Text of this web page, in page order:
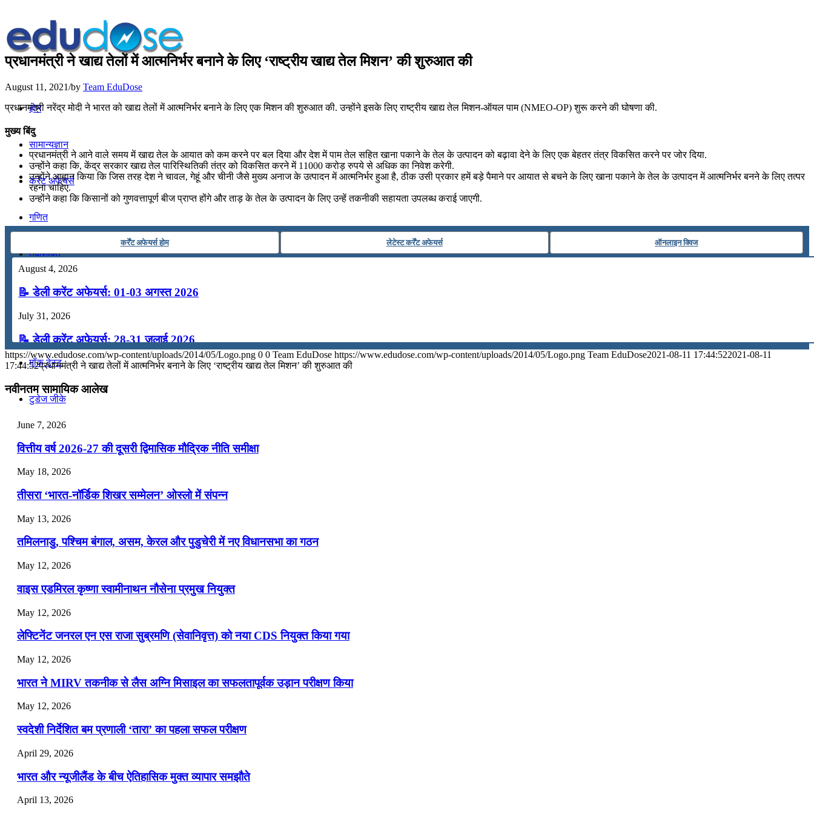
होम
सामान्यज्ञान
करेंट अफेयर्स
गणित
तर्कशक्ति
कंप्यूटर
मॉक टेस्ट
टुडेज जीके
प्रधानमंत्री ने खाद्य तेलों में आत्मनिर्भर बनाने के लिए ‘राष्ट्रीय खाद्य तेल मिशन’ की शुरुआत की
August 11, 2021/by Team EduDose
प्रधानमंत्री नरेंद्र मोदी ने भारत को खाद्य तेलों में आत्मनिर्भर बनाने के लिए एक मिशन की शुरुआत की. उन्होंने इसके लिए राष्ट्रीय खाद्य तेल मिशन-ऑयल पाम (NMEO-OP) शुरू करने की घोषणा की.
मुख्य बिंदु
प्रधानमंत्री ने आने वाले समय में खाद्य तेल के आयात को कम करने पर बल दिया और देश में पाम तेल सहित खाना पकाने के तेल के उत्पादन को बढ़ावा देने के लिए एक बेहतर तंत्र विकसित करने पर जोर दिया.
उन्होंने कहा कि, केंद्र सरकार खाद्य तेल पारिस्थितिकी तंत्र को विकसित करने में 11000 करोड़ रुपये से अधिक का निवेश करेगी.
उन्होंने आह्वान किया कि जिस तरह देश ने चावल, गेहूं और चीनी जैसे मुख्य अनाज के उत्पादन में आत्मनिर्भर हुआ है, ठीक उसी प्रकार हमें बड़े पैमाने पर आयात से बचने के लिए खाना पकाने के तेल के उत्पादन में आत्मनिर्भर बनने के लिए तत्पर
रहना चाहिए.
उन्होंने कहा कि किसानों को गुणवत्तापूर्ण बीज प्राप्त होंगे और ताड़ के तेल के उत्पादन के लिए उन्हें तकनीकी सहायता उपलब्ध कराई जाएगी.
कर्रेंट अफेयर्स होम लेटेस्ट कर्रेंट अफेयर्स ऑनलाइन क्विज
August 4, 2026
📝 डेली करेंट अफेयर्स: 01-03 अगस्त 2026
July 31, 2026
📝 डेली करेंट अफेयर्स: 28-31 जुलाई 2026
July 28, 2026
📝 डेली करेंट अफेयर्स: 25-27 जुलाई 2026
📝 डेली करेंट अफेयर्स: 22-24 जुलाई 2026
July 22, 2026
📝 डेली करेंट अफेयर्स: 19-21 जुलाई 2026
July 19, 2026
📝 डेली करेंट अफेयर्स: 16-18 जुलाई 2026
July 16, 2026
📝 डेली करेंट अफेयर्स: 13-15 जुलाई 2026
https://www.edudose.com/wp-content/uploads/2014/05/Logo.png 0 0 Team EduDose https://www.edudose.com/wp-content/uploads/2014/05/Logo.png Team EduDose2021-08-11 17:44:522021-08-11
17:44:52प्रधानमंत्री ने खाद्य तेलों में आत्मनिर्भर बनाने के लिए ‘राष्ट्रीय खाद्य तेल मिशन’ की शुरुआत की
नवीनतम सामायिक आलेख
June 7, 2026
वित्तीय वर्ष 2026-27 की दूसरी द्विमासिक मौद्रिक नीति समीक्षा
May 18, 2026
तीसरा ‘भारत-नॉर्डिक शिखर सम्मेलन’ ओस्लो में संपन्न
May 13, 2026
तमिलनाडु, पश्चिम बंगाल, असम, केरल और पुडुचेरी में नए विधानसभा का गठन
May 12, 2026
वाइस एडमिरल कृष्णा स्वामीनाथन नौसेना प्रमुख नियुक्त
May 12, 2026
लेफ्टिनेंट जनरल एन एस राजा सुब्रमणि (सेवानिवृत्त) को नया CDS नियुक्त किया गया
May 12, 2026
भारत ने MIRV तकनीक से लैस अग्नि मिसाइल का सफलतापूर्वक उड़ान परीक्षण किया
May 12, 2026
स्वदेशी निर्देशित बम प्रणाली ‘तारा’ का पहला सफल परीक्षण
April 29, 2026
भारत और न्यूजीलैंड के बीच ऐतिहासिक मुक्त व्यापार समझौते
April 13, 2026